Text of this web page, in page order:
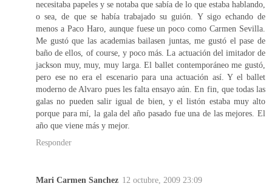
necesitaba papeles y se notaba que sabía de lo que estaba hablando,
o sea, de que se había trabajado su guión. Y sigo echando de
menos a Paco Haro, aunque fuese un poco como Carmen Sevilla.
Me gustó que las academias bailasen juntas, me gustó el pase de
baño de ellos, of course, y poco más. La actuación del imitador de
jackson muy, muy, muy larga. El ballet contemporáneo me gustó,
pero ese no era el escenario para una actuación así. Y el ballet
moderno de Alvaro pues les falta ensayo aún. En fin, que todas las
galas no pueden salir igual de bien, y el listón estaba muy alto
porque para mí, la gala del año pasado fue una de las mejores. El
año que viene más y mejor.
Responder
Mari Carmen Sanchez 12 octubre, 2009 23:09